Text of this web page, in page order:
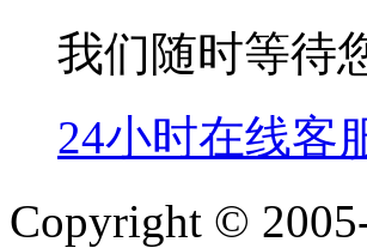
我们随时等待
24小时在线客
Copyright ©